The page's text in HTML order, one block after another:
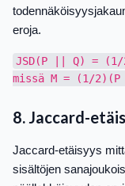
eroja.
JSD(P || Q) =
8. Jaccard-
Jaccard-etäisyys
sisältöjen